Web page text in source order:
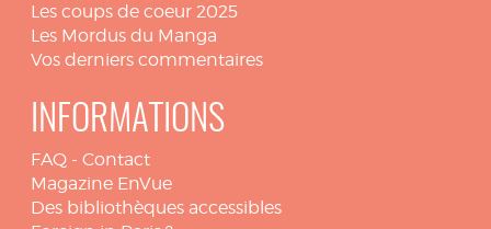
Les coups de coeur 2025
Les Mordus du Manga
Vos derniers commentaires
INFORMATIONS
FAQ - Contact
Magazine EnVue
Des bibliothèques accessibles